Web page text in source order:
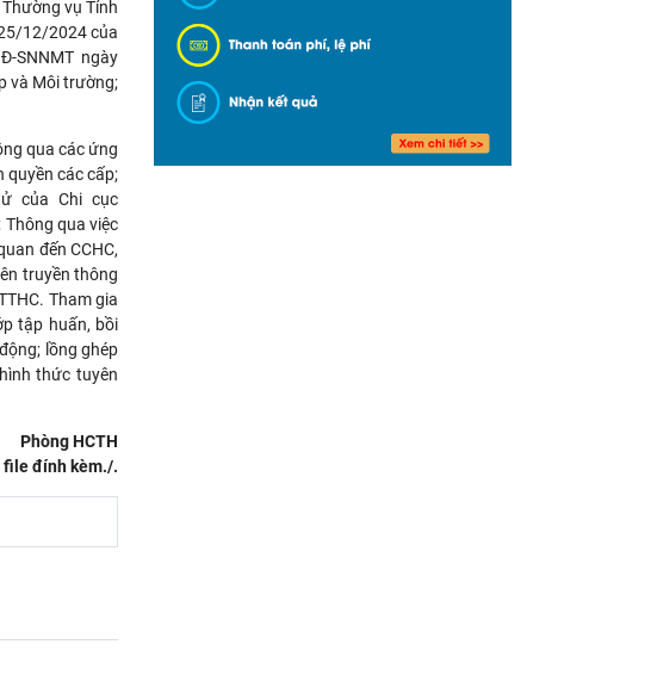
vụ Tỉnh
12/2024 của
SNNMT ngày
và Môi trường;
qua các ứng
quyền các cấp;
của Chi cục
qua việc
đến CCHC,
truyền thông
Tham gia
tập huấn, bồi
lồng ghép
thức tuyên
Phòng HCTH
file đính kèm./.